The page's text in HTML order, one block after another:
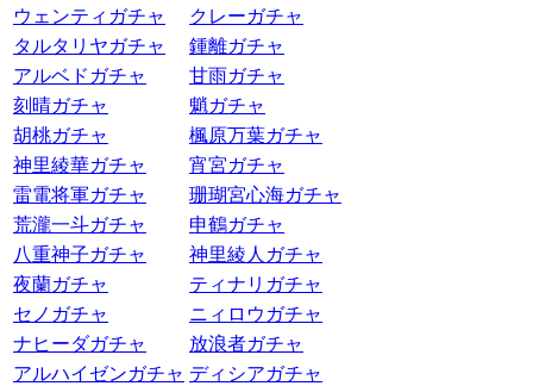
ウェンティガチャ
クレーガチャ
タルタリヤガチャ
鍾離ガチャ
アルベドガチャ
甘雨ガチャ
刻晴ガチャ
魈ガチャ
胡桃ガチャ
楓原万葉ガチャ
神里綾華ガチャ
宵宮ガチャ
雷電将軍ガチャ
珊瑚宮心海ガチャ
荒瀧一斗ガチャ
申鶴ガチャ
八重神子ガチャ
神里綾人ガチャ
夜蘭ガチャ
ティナリガチャ
セノガチャ
ニィロウガチャ
ナヒーダガチャ
放浪者ガチャ
アルハイゼンガチャ ディシアガチャ